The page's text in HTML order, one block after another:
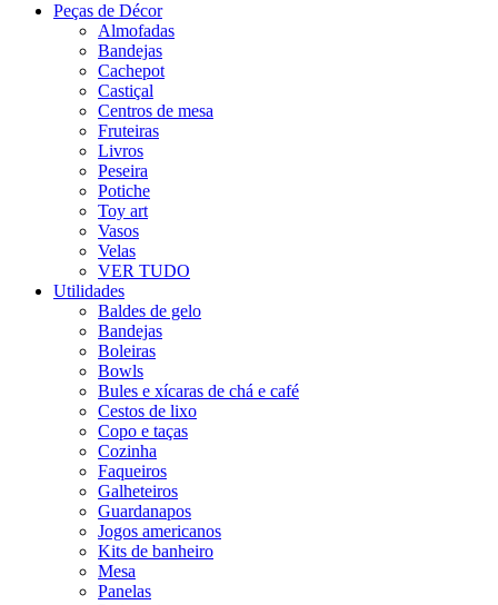
Peças de Décor
Almofadas
Bandejas
Cachepot
Castiçal
Centros de mesa
Fruteiras
Livros
Peseira
Potiche
Toy art
Vasos
Velas
VER TUDO
Utilidades
Baldes de gelo
Bandejas
Boleiras
Bowls
Bules e xícaras de chá e café
Cestos de lixo
Copo e taças
Cozinha
Faqueiros
Galheteiros
Guardanapos
Jogos americanos
Kits de banheiro
Mesa
Panelas